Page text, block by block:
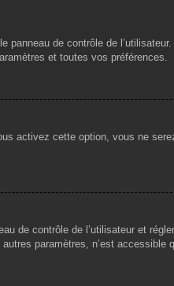
de contrôle de
et toutes vos préférences.
activez cette option, vous ne
de contrôle de l’utilisateur et
paramètres, n’est accessible